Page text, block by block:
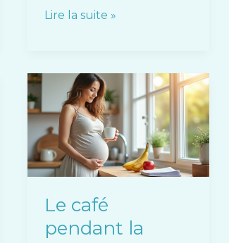
Lire la suite »
Le café
pendant la
café
pendant
la
grossesse
:
et
recommandations